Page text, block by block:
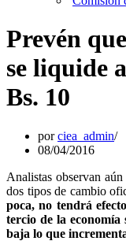
Prevén
se liquide
Bs. 10
porciea_admin
08/04/2016
Analistas observan
dos tipos de cambio
poca, no tendrá
tercio de la
baja lo que